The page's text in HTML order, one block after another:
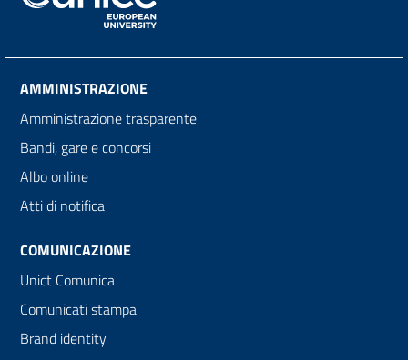
AMMINISTRAZIONE
Amministrazione trasparente
Bandi, gare e concorsi
Albo online
Atti di notifica
COMUNICAZIONE
Unict Comunica
Comunicati stampa
Brand identity